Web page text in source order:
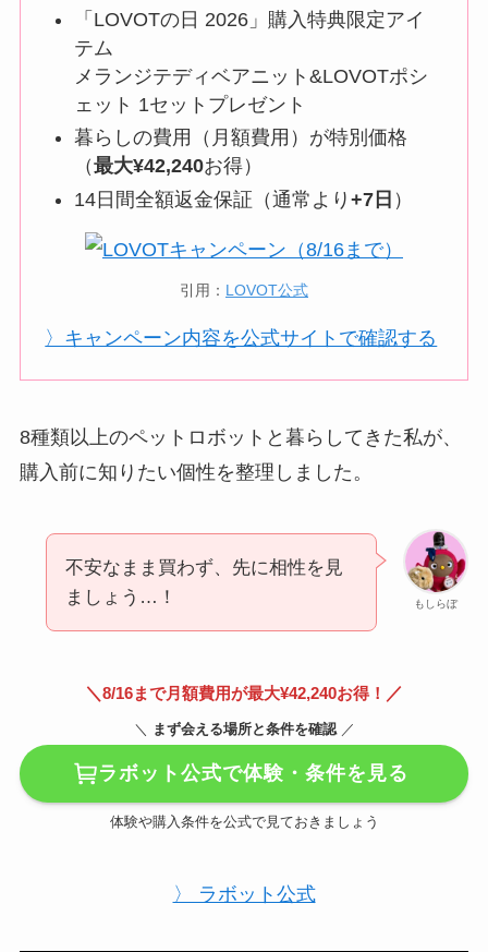
「LOVOTの日 2026」購入特典限定アイ
テム
メランジテディベアニット&LOVOTポシ
ェット 1セットプレゼント
暮らしの費用（月額費用）が特別価格
（最大¥42,240お得）
14日間全額返金保証（通常より+7日 ）
引用： LOVOT公式
〉キャンペーン内容を公式サイトで確認する
8種類以上のペットロボットと暮らしてきた私が、
購入前に知りたい個性を整理しました。
もしらぼ
不安なまま買わず、先に相性を見
ましょう…！
＼ 8/16まで月額費用が最大¥42,240お得！ ／
＼ まず会える場所と条件を確認／
ラボット公式で体験・条件を見る
体験や購入条件を公式で見ておきましょう
〉 ラボット公式